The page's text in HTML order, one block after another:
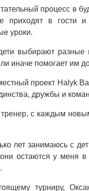
процесс в
приходят в гости
уроки.
выбирают
иначе помогает им
проект Halyk
дружбы и
тренер, с каждым
лет занимаюсь с
остаются у меня
турниру,